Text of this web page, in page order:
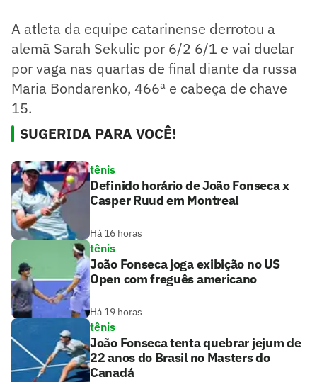
A atleta da equipe catarinense derrotou a
alemã Sarah Sekulic por 6/2 6/1 e vai duelar
por vaga nas quartas de final diante da russa
Maria Bondarenko, 466ª e cabeça de chave
15.
SUGERIDA PARA VOCÊ!
tênis
Definido horário de João Fonseca x
Casper Ruud em Montreal
Há 16 horas
tênis
João Fonseca joga exibição no US
Open com freguês americano
Há 19 horas
tênis
João Fonseca tenta quebrar jejum de
22 anos do Brasil no Masters do
Canadá